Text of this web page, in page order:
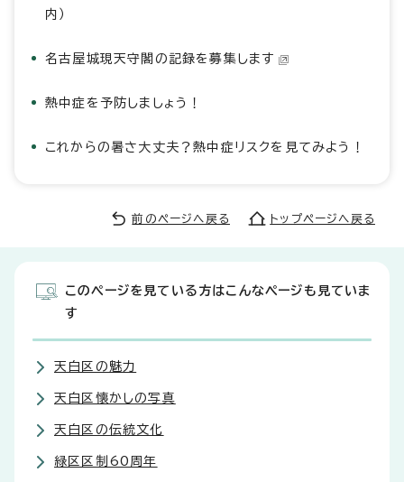
内）
名古屋城現天守閣の記録を募集します
熱中症を予防しましょう！
これからの暑さ大丈夫？熱中症リスクを見てみよう！
前のページへ戻る トップページへ戻る
このページを見ている方はこんなページも見ていま
す
天白区の魅力
天白区懐かしの写真
天白区の伝統文化
緑区区制60周年